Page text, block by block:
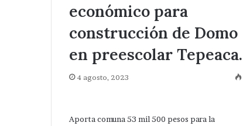
económico para
construcción de Domo
en preescolar Tepeaca.
4 agosto, 2023
Aporta comuna 53 mil 500 pesos para la